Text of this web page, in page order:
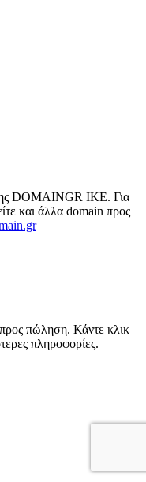
DOMAINGR ΙΚΕ. Για
και άλλα domain προς
πώληση. Κάντε κλικ
πληροφορίες.